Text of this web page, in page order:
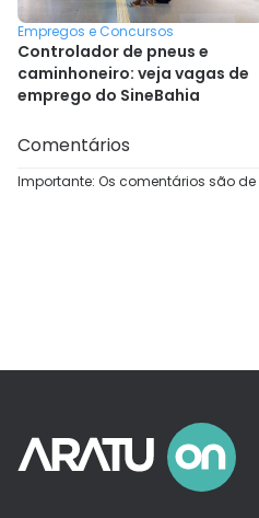
Empregos e Concursos
Controlador de pneus e
caminhoneiro: veja vagas de
emprego do SineBahia
Comentários
Importante: Os comentários são